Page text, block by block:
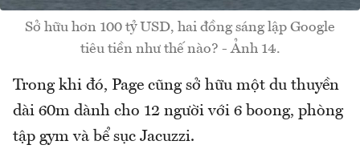
Sở hữu hơn 100 tỷ USD, hai đồng sáng lập Google
tiêu tiền như thế nào? - Ảnh 14.
Trong khi đó, Page cũng sở hữu một du thuyền
dài 60m dành cho 12 người với 6 boong, phòng
tập gym và bể sục Jacuzzi.